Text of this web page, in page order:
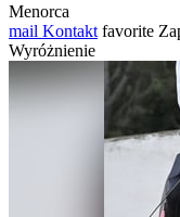
Menorca
mail Kontakt favorite
Wyróżnienie